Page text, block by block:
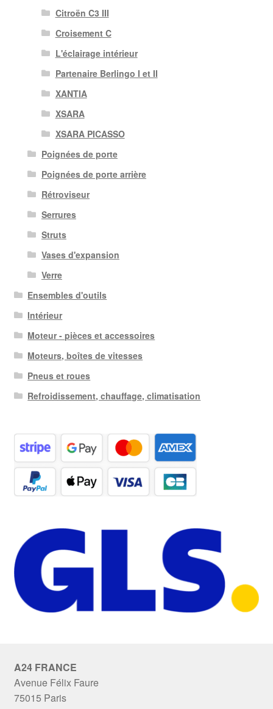
Citroën C3 III
Croisement C
L'éclairage intérieur
Partenaire Berlingo I et II
XANTIA
XSARA
XSARA PICASSO
Poignées de porte
Poignées de porte arrière
Rétroviseur
Serrures
Struts
Vases d'expansion
Verre
Ensembles d'outils
Intérieur
Moteur - pièces et accessoires
Moteurs, boîtes de vitesses
Pneus et roues
Refroidissement, chauffage, climatisation
A24 FRANCE
Avenue Félix Faure
75015 Paris